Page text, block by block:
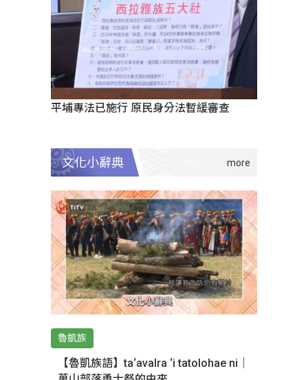
平埔專法已施行 原民身分法暫緩審查
文化小辭典
魯凱族
【魯凱族語】ta‘avalra ‘i tatolohae ni｜